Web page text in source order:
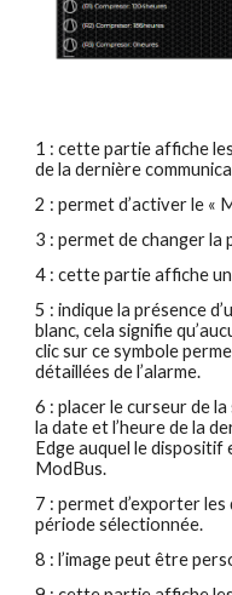
1 : cette partie affiche
de la dernière
2 : permet d’activer le «
3 : permet de changer la
4 : cette partie affiche
5 : indique la présence
blanc, cela signifie
clic sur ce symbole
détaillées de l’alarme.
6 : placer le curseur de
la date et l’heure de la
Edge auquel le
ModBus.
7 : permet d’exporter
période sélectionnée.
8 : l’image peut être